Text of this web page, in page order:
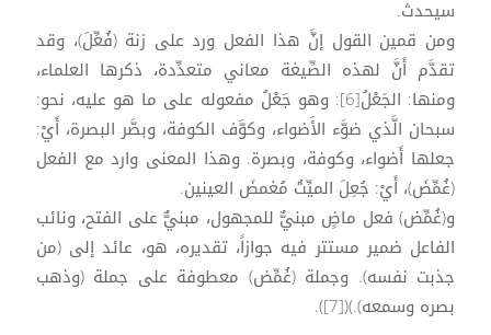
سيحدث.
ومن قمين القول إنَّ هذا الفعل ورد على زنة (فُعِّلَ)، وقد
تقدَّم أَنَّ لهذه الصِّيغة معاني متعدِّدة، ذكرها العلماء،
ومنها: الجَعْلُ[6]: وهو جَعْلُ مفعوله على ما هو عليه، نحو:
سبحان الَّذي ضوَّء الأَضواء، وكوَّف الكوفة، وبصَّر البصرة، أَيْ:
جعلها أَضواء، وكوفة، وبصرة. وهذا المعنى وارد مع الفعل
(غُمِّضَ)، أَيْ: جُعِلَ الميِّتُ مُغمضَ العينين.
و(غُمِّض) فعل ماضٍ مبنيٌّ للمجهول، مبنيٌّ على الفتح، ونائب
الفاعل ضمير مستتر فيه جوازاً، تقديره، هو، عائد إلى (من
جذبت نفسه). وجملة (غُمِّض) معطوفة على جملة (وذهب
بصره وسمعه).)([7]).